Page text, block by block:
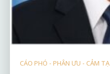
CÁO PHÓ - PHÂN ƯU - CẢM TẠ